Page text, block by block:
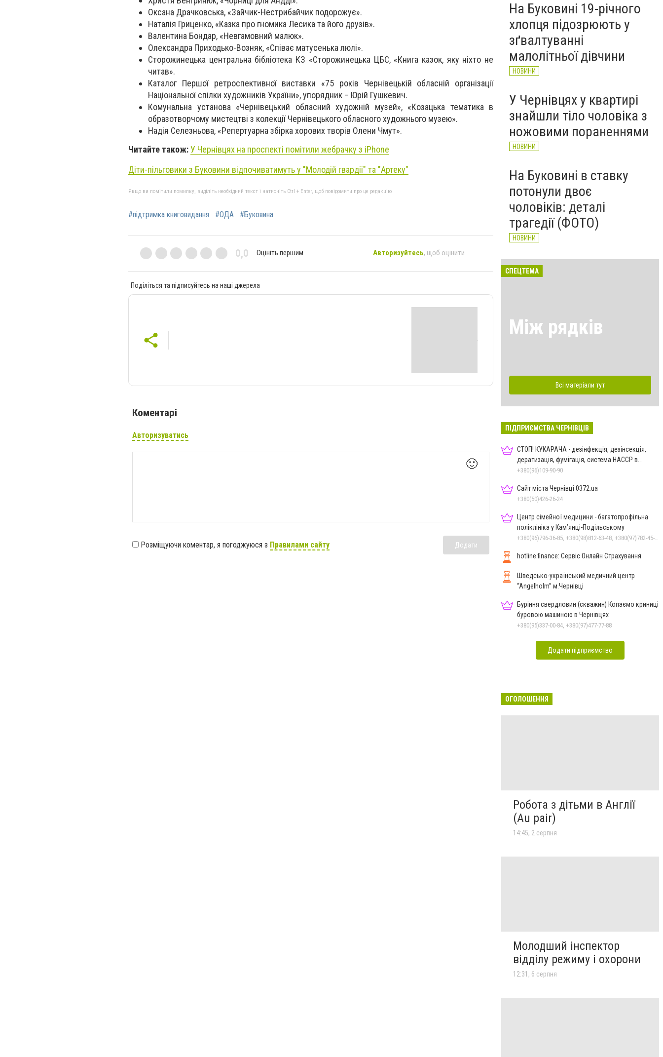
Оксана Драчковська, «Зайчик-Нестрибайчик подорожує».
Наталія Гриценко, «Казка про гномика Лесика та його друзів».
Валентина Бондар, «Невгамовний малюк».
Олександра Приходько-Возняк, «Співає матусенька люлі».
Сторожинецька центральна бібліотека КЗ «Сторожинецька ЦБС, «Книга казок, яку ніхто не
читав».
Каталог Першої ретроспективної виставки «75 років Чернівецькій обласній організації
Національної спілки художників України», упорядник – Юрій Гушкевич.
Комунальна установа «Чернівецький обласний художній музей», «Козацька тематика в
образотворчому мистецтві з колекції Чернівецького обласного художнього музею».
Надія Селезньова, «Репертуарна збірка хорових творів Олени Чмут».
Читайте також:У Чернівцях на проспекті помітили жебрачку з iPhone
Діти-пільговики з Буковини відпочиватимуть у "Молодій гвардії" та "Артеку"
Якщо ви помітили помилку, виділіть необхідний текст і натисніть Ctrl + Enter, щоб повідомити про це редакцію
#підтримка книговидання #ОДА #Буковина
0,0 Оцініть першим Авторизуйтесь, щоб оцінити
Поділіться та підписуйтесь на наші джерела
Коментарі
Авторизуватись
🙂
Розміщуючи коментар, я погоджуюся з Правилами сайту Додати
На Буковині 19-річного
хлопця підозрюють у
зґвалтуванні
малолітньої дівчини
НОВИНИ
У Чернівцях у квартирі
знайшли тіло чоловіка з
ножовими пораненнями
НОВИНИ
На Буковині в ставку
потонули двоє
чоловіків: деталі
трагедії (ФОТО)
НОВИНИ
СПЕЦТЕМА
Між рядків
Всі матеріали тут
ПІДПРИЄМСТВА ЧЕРНІВЦІВ
СТОП! КУКАРАЧА - дезінфекція, дезінсекція,
дератизація, фумігація, система HACCP в
Чернівцях
+380(96)109-90-90
Сайт міста Чернівці 0372.ua
+380(50)426-26-24
Центр сімейної медицини - багатопрофільна
поліклініка у Кам’янці-Подільському
hotline.finance: Сервіс Онлайн Страхування
Шведсько-український медичний центр
“Angelholm” м.Чернівці
Буріння свердловин (скважин) Копаємо криниці
буровою машиною в Чернівцях
+380(95)337-00-84, +380(97)477-77-88
Додати підприємство
ОГОЛОШЕННЯ
Робота з дітьми в Англії
(Au pair)
14:45, 2 серпня
Молодший інспектор
відділу режиму і охорони
12:31, 6 серпня